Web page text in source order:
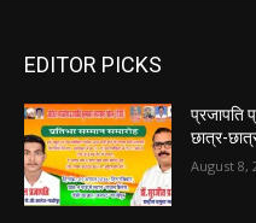
EDITOR PICKS
प्रजापति
छात्र-
August 8,